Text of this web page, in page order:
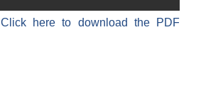
Click here to download the PDF